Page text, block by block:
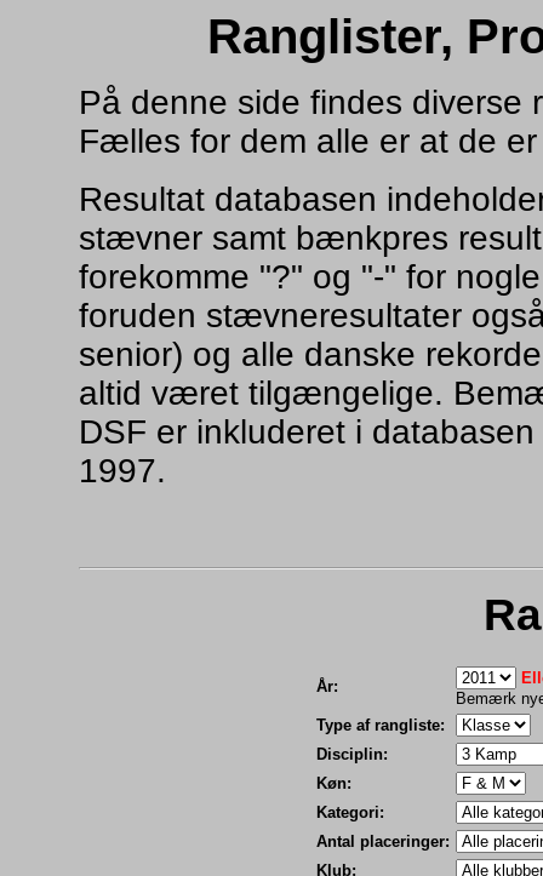
Ranglister,
På denne side findes diverse
Fælles for dem alle er at de
Resultat databasen
stævner samt bænkpres
forekomme "?" og "-" for
foruden stævneresultater
senior) og alle danske
altid været tilgængelige.
DSF er inkluderet i
1997.
År:
Bemærk
Type af rangliste:
Disciplin:
Køn:
Kategori:
Antal placeringer:
Klub: